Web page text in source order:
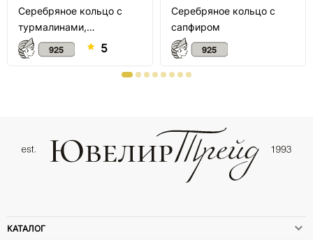
Серебряное кольцо с
турмалинами,
аметистом и шпинелью
5
Серебряное кольцо с
сапфиром
КАТАЛОГ